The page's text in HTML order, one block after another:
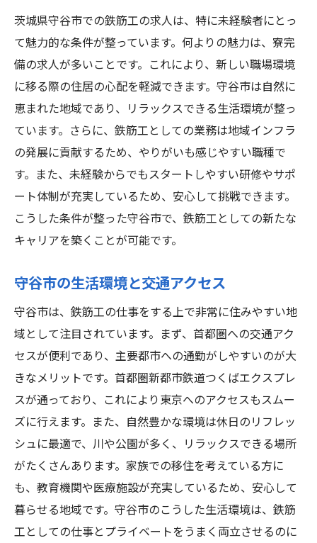
茨城県守谷市での鉄筋工の求人は、特に未経験者にとっ
て魅力的な条件が整っています。何よりの魅力は、寮完
備の求人が多いことです。これにより、新しい職場環境
に移る際の住居の心配を軽減できます。守谷市は自然に
恵まれた地域であり、リラックスできる生活環境が整っ
ています。さらに、鉄筋工としての業務は地域インフラ
の発展に貢献するため、やりがいも感じやすい職種で
す。また、未経験からでもスタートしやすい研修やサポ
ート体制が充実しているため、安心して挑戦できます。
こうした条件が整った守谷市で、鉄筋工としての新たな
キャリアを築くことが可能です。
守谷市の生活環境と交通アクセス
守谷市は、鉄筋工の仕事をする上で非常に住みやすい地
域として注目されています。まず、首都圏への交通アク
セスが便利であり、主要都市への通勤がしやすいのが大
きなメリットです。首都圏新都市鉄道つくばエクスプレ
スが通っており、これにより東京へのアクセスもスムー
ズに行えます。また、自然豊かな環境は休日のリフレッ
シュに最適で、川や公園が多く、リラックスできる場所
がたくさんあります。家族での移住を考えている方に
も、教育機関や医療施設が充実しているため、安心して
暮らせる地域です。守谷市のこうした生活環境は、鉄筋
工としての仕事とプライベートをうまく両立させるのに